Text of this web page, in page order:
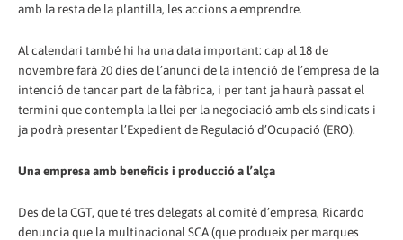
amb la resta de la plantilla, les accions a emprendre.
Al calendari també hi ha una data important: cap al 18 de
novembre farà 20 dies de l’anunci de la intenció de l’empresa de la
intenció de tancar part de la fàbrica, i per tant ja haurà passat el
termini que contempla la llei per la negociació amb els sindicats i
ja podrà presentar l’Expedient de Regulació d’Ocupació (ERO).
Una empresa amb beneficis i producció a l’alça
Des de la CGT, que té tres delegats al comitè d’empresa, Ricardo
denuncia que la multinacional SCA (que produeix per marques